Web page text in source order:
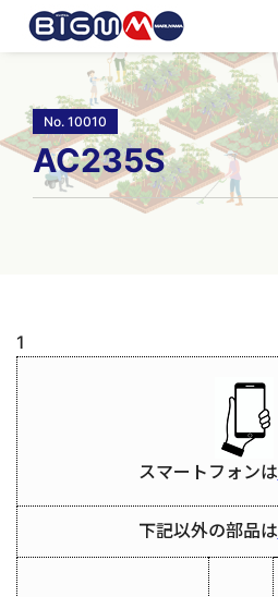
No. 10010
AC235S
1
スマートフォンは
下記以外の部品は